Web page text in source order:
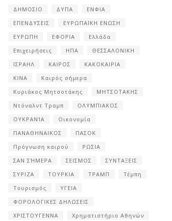
ΔΗΜΟΣΙΟ
ΔΥΠΑ
ΕΝΦΙΑ
ΕΠΕΝΔΥΣΕΙΣ
ΕΥΡΩΠΑΪΚΗ ΕΝΩΣΗ
ΕΥΡΩΠΗ
ΕΦΟΡΙΑ
Ελλάδα
Επιχειρήσεις
ΗΠΑ
ΘΕΣΣΑΛΟΝΙΚΗ
ΙΣΡΑΗΛ
ΚΑΙΡΟΣ
ΚΑΚΟΚΑΙΡΙΑ
ΚΙΝΑ
Καιρός σήμερα
Κυριάκος Μητσοτάκης
ΜΗΤΣΟΤΑΚΗΣ
Ντόναλντ Τραμπ
ΟΛΥΜΠΙΑΚΟΣ
ΟΥΚΡΑΝΊΑ
Οικονομία
ΠΑΝΑΘΗΝΑΙΚΟΣ
ΠΑΣΟΚ
Πρόγνωση καιρού
ΡΩΣΙΑ
ΣΑΝ ΣΉΜΕΡΑ
ΣΕΙΣΜΟΣ
ΣΥΝΤΑΞΕΙΣ
ΣΥΡΙΖΑ
ΤΟΥΡΚΙΑ ΤΡΑΜΠ
Τέμπη
Τουρισμός
ΥΓΕΙΑ
ΦΟΡΟΛΟΓΙΚΕΣ ΔΗΛΩΣΕΙΣ
ΧΡΙΣΤΟΥΓΕΝΝΑ
Χρηματιστήριο Αθηνών